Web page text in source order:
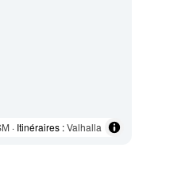
· Itinéraires :Valhalla